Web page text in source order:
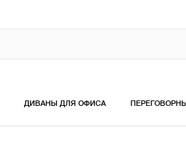
ДИВАНЫ ДЛЯ ОФИСА